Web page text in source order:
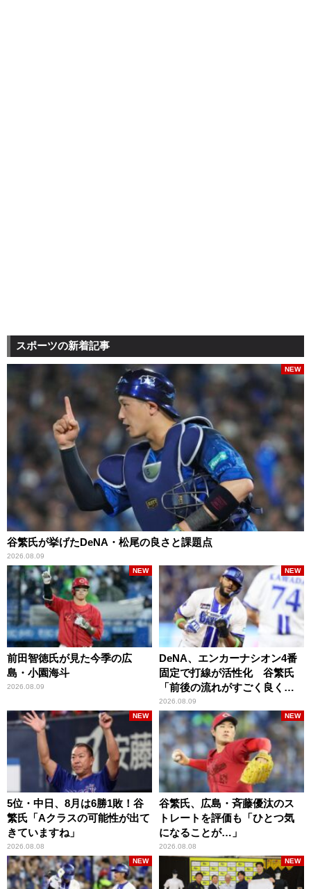
スポーツの新着記事
谷繁氏が挙げたDeNA・松尾の良さと課題点
2026.08.09
NEW
前田智徳氏が見た今季の広
島・小園海斗
2026.08.09
NEW
DeNA、エンカーナシオン4番
固定で打線が活性化 谷繁氏
「前後の流れがすごく良くな
りましたね」
2026.08.09
NEW
5位・中日、8月は6勝1敗！谷
繁氏「Aクラスの可能性が出て
きていますね」
2026.08.08
NEW
谷繁氏、広島・斉藤優汰のス
トレートを評価も「ひとつ気
になることが…」
2026.08.08
NEW
NEW NEW